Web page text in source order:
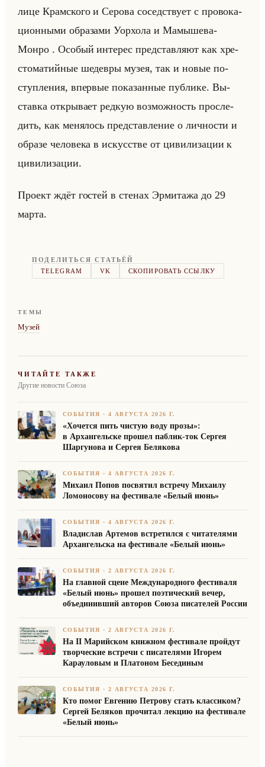
лице Крам­ско­го и Се­ро­ва со­сед­ству­ет с про­во­ка­
ци­он­ны­ми об­ра­за­ми Уо­рхо­ла и Ма­мы­ше­ва-
Монро . Осо­бый ин­те­рес пред­став­ля­ют как хре­
сто­ма­тийные ше­дев­ры музея, так и новые по­
ступ­ле­ния, впер­вые по­ка­зан­ные пуб­ли­ке. Вы­
став­ка от­кры­ва­ет ред­кую воз­мож­ность про­сле­
дить, как ме­ня­лось пред­став­ле­ние о лич­но­сти и
об­ра­зе че­ло­ве­ка в ис­кус­стве от ци­ви­ли­за­ции к
ци­ви­ли­за­ции.
Про­ект ждёт го­стей в сте­нах Эр­ми­та­жа до 29
марта.
ПОДЕЛИТЬСЯ СТАТЬЁЙ
TELEGRAM
VK СКОПИРОВАТЬ ССЫЛКУ
ТЕМЫ
Музей
ЧИТАЙТЕ ТАКЖЕ
Другие новости Союза
СОБЫТИЯ ·4 АВГУСТА 2026 Г.
«Хочется пить чистую воду прозы»:
в Архангельске прошел паблик-ток Сергея
Шаргунова и Сергея Белякова
СОБЫТИЯ ·4 АВГУСТА 2026 Г.
Михаил Попов посвятил встречу Михаилу
Ломоносову на фестивале «Белый июнь»
СОБЫТИЯ ·4 АВГУСТА 2026 Г.
Владислав Артемов встретился с читателями
Архангельска на фестивале «Белый июнь»
СОБЫТИЯ ·2 АВГУСТА 2026 Г.
На главной сцене Международного фестиваля
«Белый июнь» прошел поэтический вечер,
объединивший авторов Союза писателей России
СОБЫТИЯ ·2 АВГУСТА 2026 Г.
На II Марийском книжном фестивале пройдут
творческие встречи с писателями Игорем
Карауловым и Платоном Бесединым
СОБЫТИЯ ·2 АВГУСТА 2026 Г.
Кто помог Евгению Петрову стать классиком?
Сергей Беляков прочитал лекцию на фестивале
«Белый июнь»